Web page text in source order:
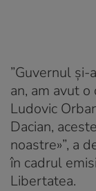
”Guvernul și-
an, am avut
Ludovic
Dacian,
noastre»”, a
în cadrul
Libertatea.